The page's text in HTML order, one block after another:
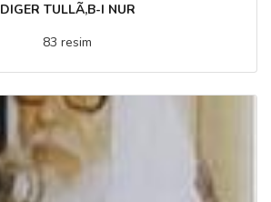
DIGER TULLÃ‚B-I NUR
83 resim